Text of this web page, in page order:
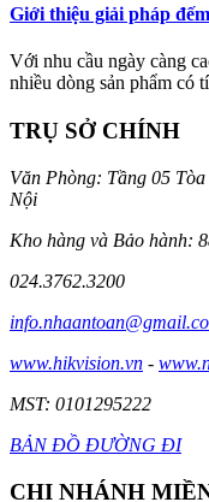
Giới thiệu giải pháp
Với nhu cầu ngày càng
nhiều dòng sản phẩm có
TRỤ SỞ CHÍNH
Văn Phòng: Tầng 05
Nội
Kho hàng và Bảo hành:
024.3762.3200
www.hikvision.vn -
MST: 0101295222
BẢN ĐỒ ĐƯỜNG ĐI
CHI NHÁNH